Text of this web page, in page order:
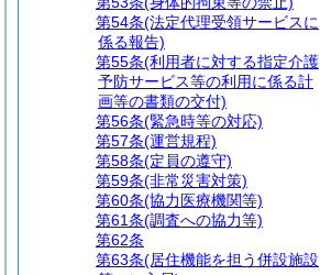
第54条(法定代理受領サービスに
係る報告)
第55条(利用者に対する指定介護
予防サービス等の利用に係る計
画等の書類の交付)
第56条(緊急時等の対応)
第57条(運営規程)
第58条(定員の遵守)
第59条(非常災害対策)
第60条(協力医療機関等)
第61条(調査への協力等)
第62条
第63条(居住機能を担う併設施設